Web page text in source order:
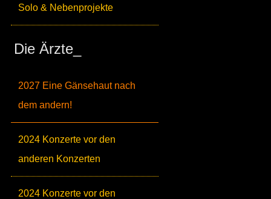
Solo & Nebenprojekte
Die Ärzte_
2027 Eine Gänsehaut nach
dem andern!
2024 Konzerte vor den
anderen Konzerten
2024 Konzerte vor den